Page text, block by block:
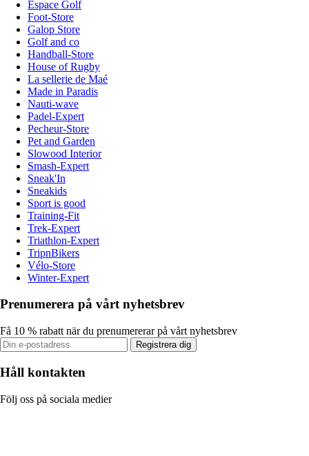
Espace Golf
Foot-Store
Galop Store
Golf and co
Handball-Store
House of Rugby
La sellerie de Maé
Made in Paradis
Nauti-wave
Padel-Expert
Pecheur-Store
Pet and Garden
Slowood Interior
Smash-Expert
Sneak'In
Sneakids
Sport is good
Training-Fit
Trek-Expert
Triathlon-Expert
TripnBikers
Vélo-Store
Winter-Expert
Prenumerera på vårt nyhetsbrev
Få 10 % rabatt när du prenumererar på vårt nyhetsbrev
Registrera dig
Håll kontakten
Följ oss på sociala medier